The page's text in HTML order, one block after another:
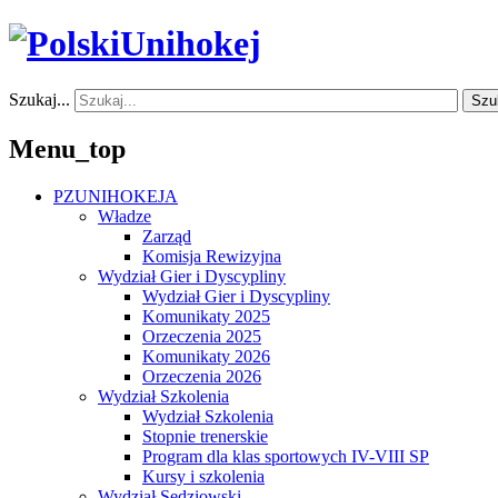
Szukaj...
Menu_top
PZUNIHOKEJA
Władze
Zarząd
Komisja Rewizyjna
Wydział Gier i Dyscypliny
Wydział Gier i Dyscypliny
Komunikaty 2025
Orzeczenia 2025
Komunikaty 2026
Orzeczenia 2026
Wydział Szkolenia
Wydział Szkolenia
Stopnie trenerskie
Program dla klas sportowych IV-VIII SP
Kursy i szkolenia